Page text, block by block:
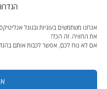
אנחנו משתמשים בעוגיות ובגוגל
את החוויה. זה הכל!
אם לא נוח לכם, אפשר לכבות אותם
דירה קטנה,דירות קומפקטיות